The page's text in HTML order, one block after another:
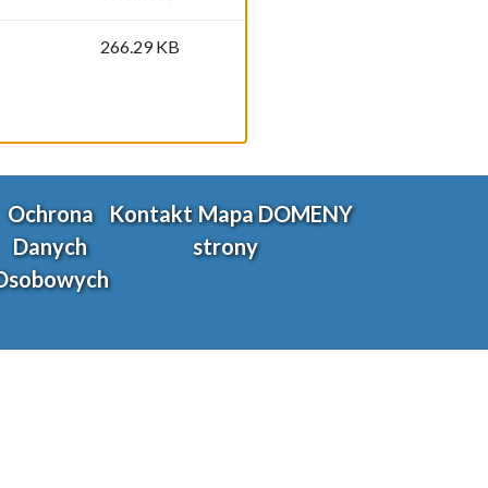
266.29 KB
Ochrona
Danych
Kontakt Mapa
strony
DOMENY